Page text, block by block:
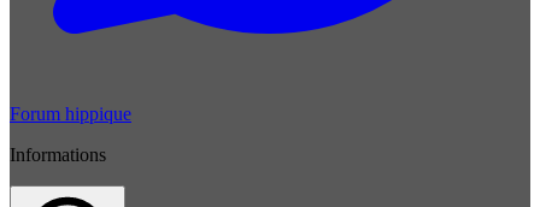
Forum hippique
Informations